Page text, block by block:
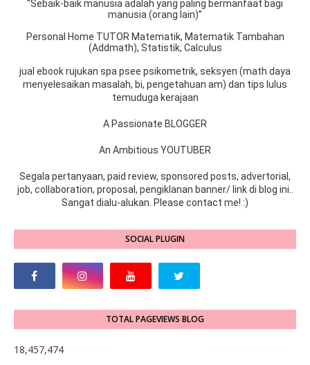
“Sebaik-baik manusia adalah yang paling bermanfaat bagi
manusia (orang lain)”
Personal Home TUTOR Matematik, Matematik Tambahan
(Addmath), Statistik, Calculus
jual ebook rujukan spa psee psikometrik, seksyen (math daya
menyelesaikan masalah, bi, pengetahuan am) dan tips lulus
temuduga kerajaan
A Passionate BLOGGER
An Ambitious YOUTUBER
Segala pertanyaan, paid review, sponsored posts, advertorial,
job, collaboration, proposal, pengiklanan banner/ link di blog ini..
Sangat dialu-alukan. Please contact me! :)
SOCIAL PLUGIN
TOTAL PAGEVIEWS BLOG
18,457,474